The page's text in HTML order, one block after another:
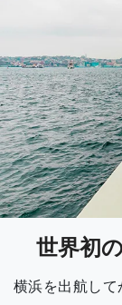
世界初
横浜を出航し